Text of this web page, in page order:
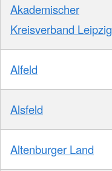
Akademischer
Kreisverband Leipzig
Alfeld
Alsfeld
Altenburger Land